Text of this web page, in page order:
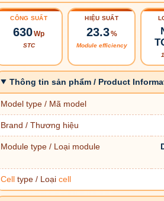
CÔNG SUẤT
630Wp
STC
HIỆU SUẤT
23.3%
Module efficiency
Thông tin sản phẩm / Product
Model type / Mã model
Brand / Thương hiệu
Module type / Loại module
Cell type / Loạicell